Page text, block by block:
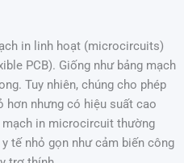
in linh hoạt (microcircuits)
PCB). Giống như bảng mạch
Tuy nhiên, chúng cho phép
hơn nhưng có hiệu suất cao
mạch in microcircuit thường
tế nhỏ gọn như cảm biến công